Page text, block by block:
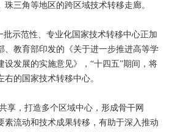
三角等地区的跨区域技术转移走廊。
示范性、专业化国家技术转移中心正加
、教育部印发的《关于进一步推进高等学
设发展的实施意见》，“十四五”期间，将
的国家技术转移中心。
，打造多个区域中心，形成骨干网
素流动和技术成果转移，有助于深入推动